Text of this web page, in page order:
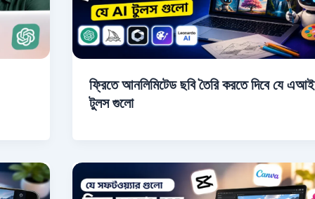
ফ্রিতে আনলিমিটেড ছবি তৈরি করতে দিবে যে এআই
টুলস গুলো